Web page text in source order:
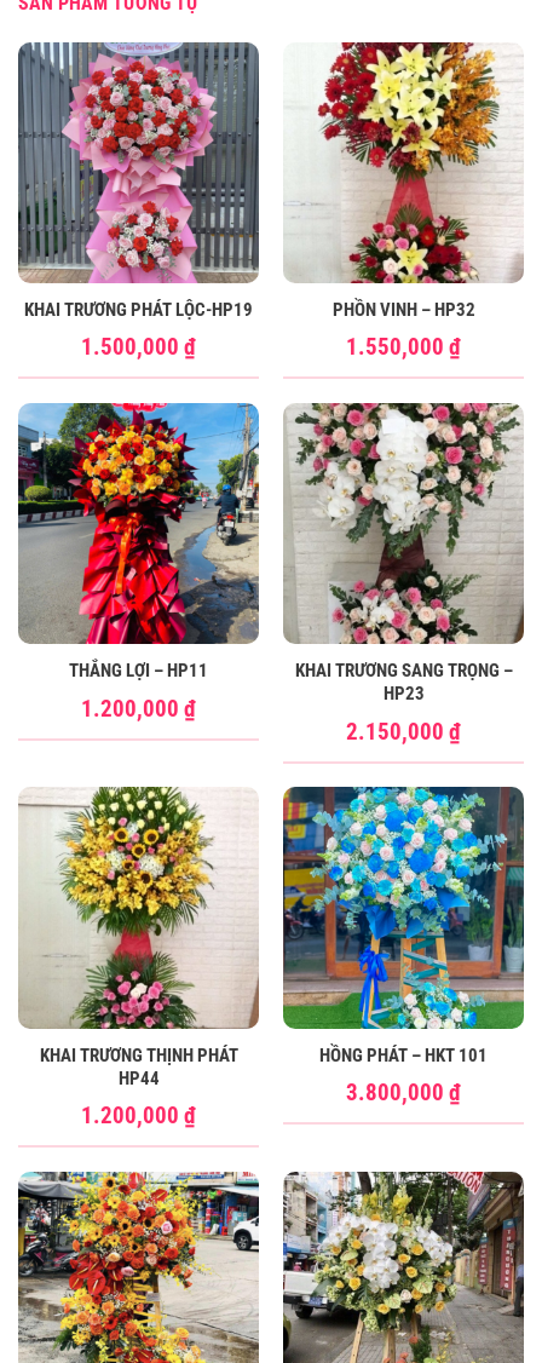
KHAI TRƯƠNG PHÁT LỘC-HP19
1.500,000 ₫
PHỒN VINH – HP32
1.550,000 ₫
THẮNG LỢI – HP11
1.200,000 ₫
KHAI TRƯƠNG SANG TRỌNG –
HP23
2.150,000 ₫
KHAI TRƯƠNG THỊNH PHÁT
HP44
1.200,000 ₫
HỒNG PHÁT – HKT 101
3.800,000 ₫